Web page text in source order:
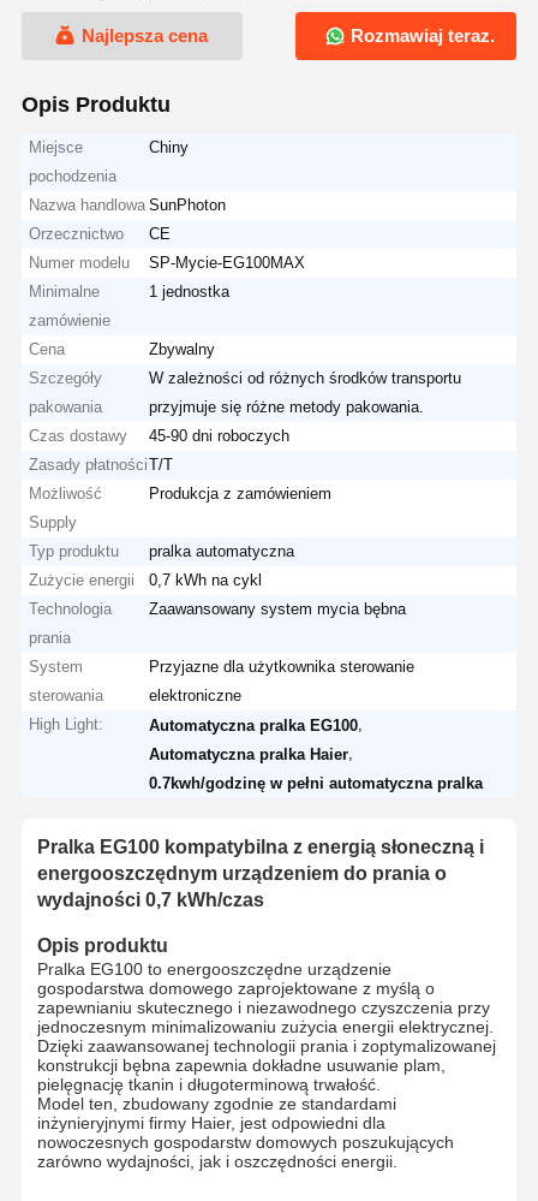
Najlepsza cena Rozmawiaj teraz.
Opis Produktu
Miejsce
pochodzenia
Chiny
Nazwa handlowa SunPhoton
Orzecznictwo
CE
Numer modelu
SP-Mycie-EG100MAX
Minimalne
zamówienie
1 jednostka
Cena
Zbywalny
Szczegóły
pakowania
W zależności od różnych środków transportu
przyjmuje się różne metody pakowania.
Czas dostawy
45-90 dni roboczych
Zasady płatnościT/T
Możliwość
Supply
Produkcja z zamówieniem
Typ produktu
pralka automatyczna
Zużycie energii
0,7 kWh na cykl
Technologia
prania
Zaawansowany system mycia bębna
System
sterowania
Przyjazne dla użytkownika sterowanie
elektroniczne
High Light:
Automatyczna pralka EG100
Automatyczna pralka Haier
0.7kwh/godzinę w pełni automatyczna pralka
Pralka EG100 kompatybilna z energią słoneczną i
energooszczędnym urządzeniem do prania o
wydajności 0,7 kWh/czas
Opis produktu
Pralka EG100 to energooszczędne urządzenie
gospodarstwa domowego zaprojektowane z myślą o
zapewnianiu skutecznego i niezawodnego czyszczenia przy
jednoczesnym minimalizowaniu zużycia energii elektrycznej.
Dzięki zaawansowanej technologii prania i zoptymalizowanej
konstrukcji bębna zapewnia dokładne usuwanie plam,
pielęgnację tkanin i długoterminową trwałość.
Model ten, zbudowany zgodnie ze standardami
inżynieryjnymi firmy Haier, jest odpowiedni dla
nowoczesnych gospodarstw domowych poszukujących
zarówno wydajności, jak i oszczędności energii.